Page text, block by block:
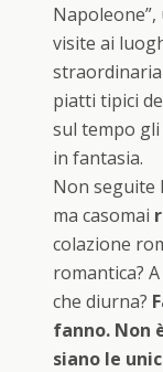
visite ai
straordinaria
piatti tipici
sul tempo
in fantasia.
Non seguite
ma casomai
colazione
romantica?
che diurna?
fanno. Non
siano le